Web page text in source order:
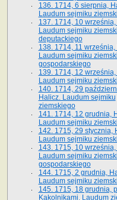
136. 1714, 6 sierpnia,
Laudum sejmiku
137. 1714, 10
Laudum sejmiku
deputackiego
138. 1714, 11 września,
Laudum sejmiku
gospodarskiego
139. 1714, 12
Laudum sejmiku
140. 1714, 29
Halicz. Laudum sejmiku
ziemskiego
141. 1714, 12 grudnia,
Laudum sejmiku
142. 1715, 29 stycznia,
Laudum sejmiku
143. 1715, 10
Laudum sejmiku
gospodarskiego
144. 1715, 2 grudnia,
Laudum sejmiku
145. 1715, 18 grudnia,
Kąkolnikami. Laudum